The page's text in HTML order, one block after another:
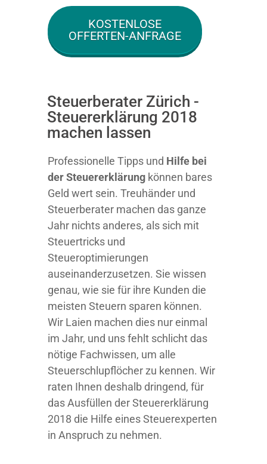
KOSTENLOSE
OFFERTEN-ANFRAGE
Steuerberater Zürich -
Steuererklärung 2018
machen lassen
Professionelle Tipps und Hilfe bei
der Steuererklärung können bares
Geld wert sein. Treuhänder und
Steuerberater machen das ganze
Jahr nichts anderes, als sich mit
Steuertricks und
Steueroptimierungen
auseinanderzusetzen. Sie wissen
genau, wie sie für ihre Kunden die
meisten Steuern sparen können.
Wir Laien machen dies nur einmal
im Jahr, und uns fehlt schlicht das
nötige Fachwissen, um alle
Steuerschlupflöcher zu kennen. Wir
raten Ihnen deshalb dringend, für
das Ausfüllen der Steuererklärung
2018 die Hilfe eines Steuerexperten
in Anspruch zu nehmen.